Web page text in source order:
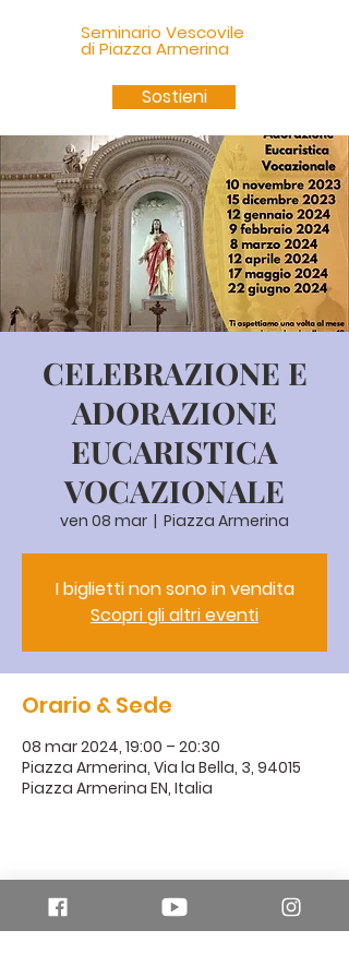
Seminario Vescovile
di Piazza Armerina
Sostieni
CELEBRAZIONE E
ADORAZIONE
EUCARISTICA
VOCAZIONALE
ven 08 mar
  |
Piazza Armerina
I biglietti non sono in vendita
Scopri gli altri eventi
Orario & Sede
08 mar 2024, 19:00 – 20:30
Piazza Armerina, Via la Bella, 3, 94015
Piazza Armerina EN, Italia